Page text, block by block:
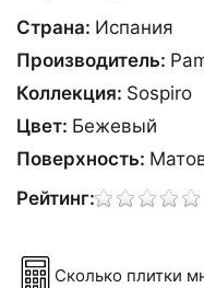
Страна: Испания
Производитель:
Коллекция: Sospiro
Цвет: Бежевый
Поверхность:
Рейтинг:
Сколько плитки